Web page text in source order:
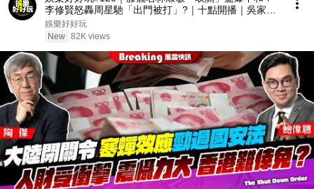
李修賢怒轟周星馳「出門被打」?｜十點開播｜吳家樂
｜鄧兆尊｜
娛樂好好玩
New 82K views